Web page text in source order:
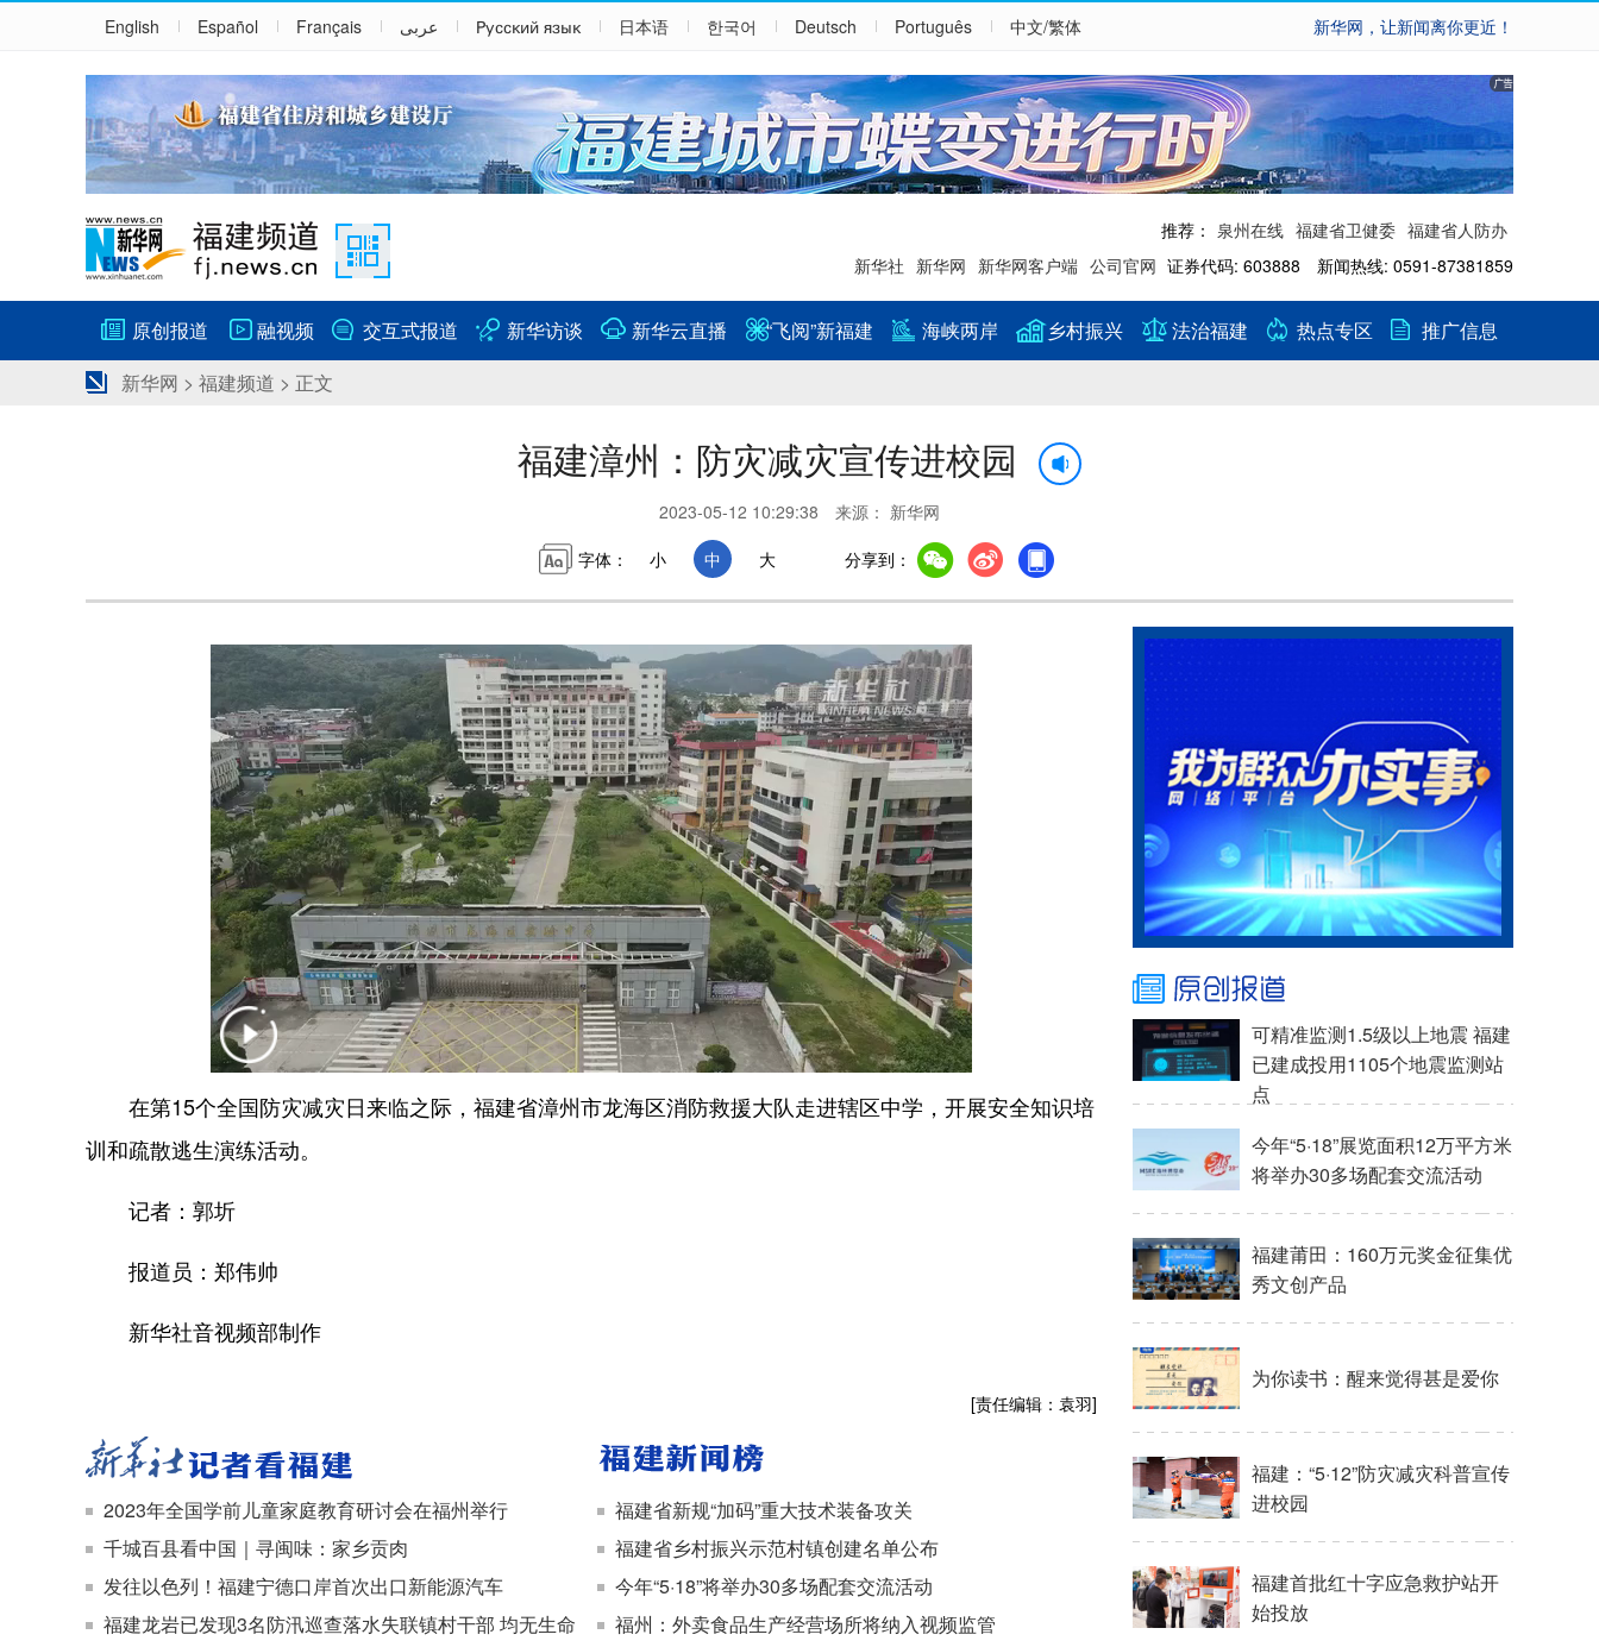
English Español Français عربى Русский язык 日本语 한국어 Deutsch Português 中文/繁体 新华网，让新闻离你更近！
推荐： 泉州在线 福建省卫健委 福建省人防办
新华社 新华网 新华网客户端 公司官网 证券代码: 603888 新闻热线: 0591-87381859
原创报道 融视频 交互式报道 新华访谈 新华云直播 “飞阅”新福建 海峡两岸 乡村振兴 法治福建 热点专区
推广信息
新华网 > 福建频道 > 正文
福建漳州：防灾减灾宣传进校园
2023-05-12 10:29:38 来源： 新华网
字体：
小 中 大 分享到：
在第15个全国防灾减灾日来临之际，福建省漳州市龙海区消防救援大队走进辖区中学，开展安全知识培
训和疏散逃生演练活动。
记者：郭圻
报道员：郑伟帅
新华社音视频部制作
[责任编辑：袁羽]
2023年全国学前儿童家庭教育研讨会在福州举行
千城百县看中国｜寻闽味：家乡贡肉
发往以色列！福建宁德口岸首次出口新能源汽车
福建龙岩已发现3名防汛巡查落水失联镇村干部 均无生命
福建省新规“加码”重大技术装备攻关
福建省乡村振兴示范村镇创建名单公布
今年“5·18”将举办30多场配套交流活动
福州：外卖食品生产经营场所将纳入视频监管
可精准监测1.5级以上地震 福建
已建成投用1105个地震监测站
点
今年“5·18”展览面积12万平方米
将举办30多场配套交流活动
福建莆田：160万元奖金征集优
秀文创产品
为你读书：醒来觉得甚是爱你
福建：“5·12”防灾减灾科普宣传
进校园
福建首批红十字应急救护站开
始投放